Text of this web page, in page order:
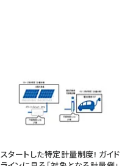
スタートした特定計量制度! ガイド